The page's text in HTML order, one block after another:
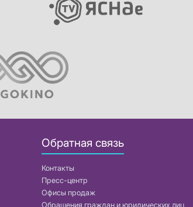
Обратная связь
Контакты
Пресс-центр
Офисы продаж
Обращения граждан и юридических лиц